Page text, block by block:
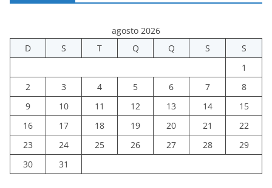
agosto 2026
D
S T Q Q S
S
1
2
3 4 5 6 7
8
9
10 11 12 13 14
15
16
17 18 19 20 21
22
23
24 25 26 27 28
29
30
31